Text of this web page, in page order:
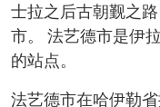
士拉之后古朝觐之
市。 法艺德市是伊
的站点。
法艺德市在哈伊勒